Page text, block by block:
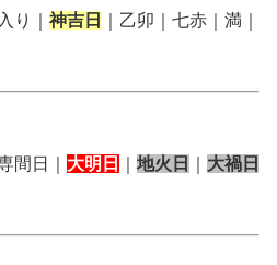
り｜ 神吉日
｜乙卯｜七赤｜満｜
間日｜ 大明日 地火日
大禍日